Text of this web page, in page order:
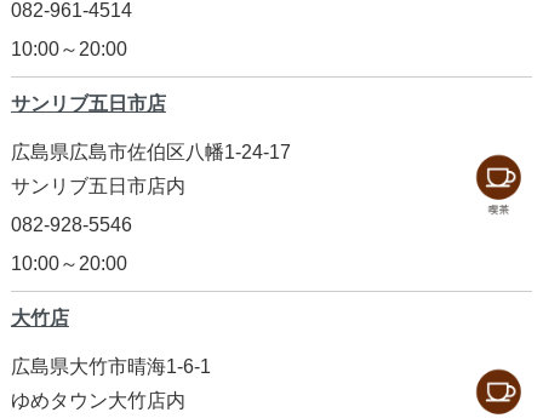
082-961-4514
10:00～20:00
サンリブ五日市店
広島県広島市佐伯区八幡1-24-17
サンリブ五日市店内
082-928-5546
10:00～20:00
大竹店
広島県大竹市晴海1-6-1
ゆめタウン大竹店内